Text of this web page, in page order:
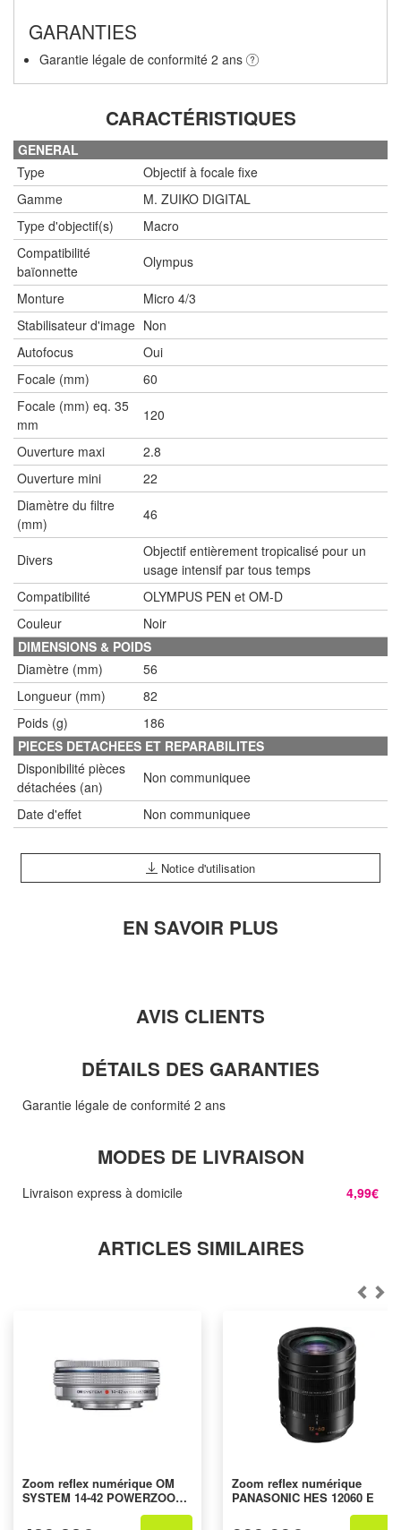
GARANTIES
Garantie légale de conformité 2 ans
CARACTÉRISTIQUES
GENERAL
Type
Objectif à focale fixe
Gamme
M. ZUIKO DIGITAL
Type d'objectif(s)
Macro
Compatibilité
baïonnette
Olympus
Monture
Micro 4/3
Stabilisateur d'image Non
Autofocus
Oui
Focale (mm)
60
Focale (mm) eq. 35
mm
120
Ouverture maxi
2.8
Ouverture mini
22
Diamètre du filtre
(mm)
46
Divers
Objectif entièrement tropicalisé pour un
usage intensif par tous temps
Compatibilité
OLYMPUS PEN et OM-D
Couleur
Noir
DIMENSIONS & POIDS
Diamètre (mm)
56
Longueur (mm)
82
Poids (g)
186
PIECES DETACHEES ET REPARABILITES
Disponibilité pièces
détachées (an)
Non communiquee
Date d'effet Non communiquee
Notice d'utilisation
EN SAVOIR PLUS
AVIS CLIENTS
DÉTAILS DES GARANTIES
Garantie légale de conformité 2 ans
MODES DE LIVRAISON
Livraison express à domicile 4,99€
ARTICLES SIMILAIRES
Zoom reflex numérique OM
SYSTEM 14-42 POWERZOOM
Zoom reflex numérique
PANASONIC HES 12060 E